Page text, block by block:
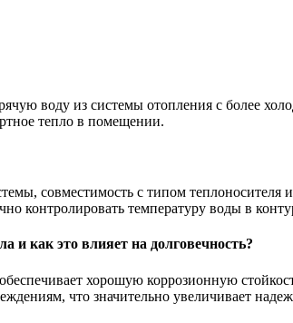
воду из системы отопления с более
тепло в помещении.
совместимость с типом
контролировать температуру воды в
и как это влияет на долговечность?
хорошую коррозионную
что значительно увеличивает